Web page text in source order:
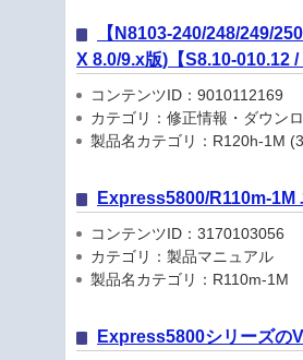
【N8103-240/248/249/
X 8.0/9.x版)【S8.10-010.12
コンテンツID：9010112169
カテゴリ：修正情報・ダウン
製品名カテゴリ：R120h-1M
Express5800/R110m-1M
コンテンツID：3170103056
カテゴリ：製品マニュアル
製品名カテゴリ：R110m-1M
Express5800シリーズの